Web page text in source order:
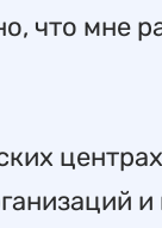
что мне